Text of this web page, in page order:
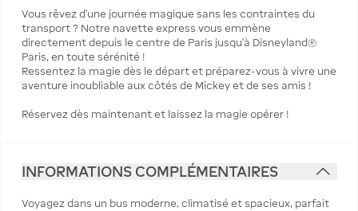
Vous rêvez d’une journée magique sans les contraintes du
transport ? Notre navette express vous emmène
directement depuis le centre de Paris jusqu’à Disneyland®
Paris, en toute sérénité !
Ressentez la magie dès le départ et préparez-vous à vivre une
aventure inoubliable aux côtés de Mickey et de ses amis !
Réservez dès maintenant et laissez la magie opérer !
INFORMATIONS COMPLÉMENTAIRES
Voyagez dans un bus moderne, climatisé et spacieux, parfait